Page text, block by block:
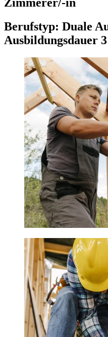
Zimmerer/-in
Berufstyp: Duale
Ausbildungsdauer